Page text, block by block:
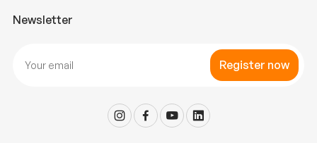
Newsletter
Register now